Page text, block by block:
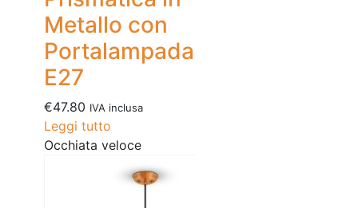
Metallo con
Portalampada
E27
€47.80 IVA inclusa
Leggi tutto
Occhiata veloce